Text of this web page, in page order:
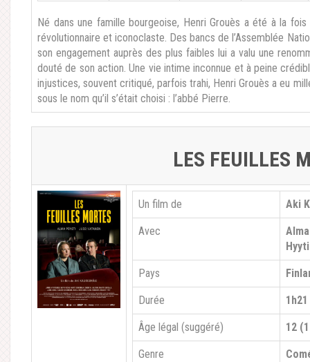
Né dans une famille bourgeoise, Henri Grouès a été à la
révolutionnaire et iconoclaste. Des bancs de l’Assemblée
son engagement auprès des plus faibles lui a valu une
douté de son action. Une vie intime inconnue et à peine
injustices, souvent critiqué, parfois trahi, Henri Grouès a eu
sous le nom qu’il s’était choisi : l’abbé Pierre.
LES FEUILLES
Un film de Aki
Avec
Pays
Durée 1h21
Âge légal (suggéré) 12
Genre